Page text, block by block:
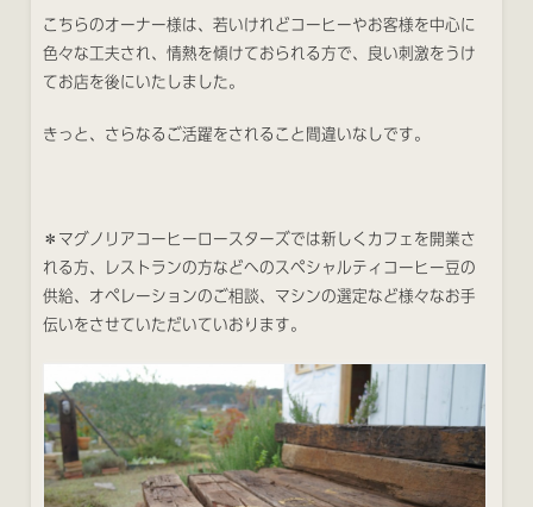
こちらのオーナー様は、若いけれどコーヒーやお客様を中心に
色々な工夫され、情熱を傾けておられる方で、良い刺激をうけ
てお店を後にいたしました。
きっと、さらなるご活躍をされること間違いなしです。
＊マグノリアコーヒーロースターズでは新しくカフェを開業さ
れる方、レストランの方などへのスペシャルティコーヒー豆の
供給、オペレーションのご相談、マシンの選定など様々なお手
伝いをさせていただいていおります。